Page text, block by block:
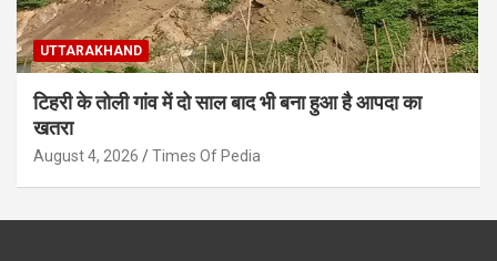
UTTARAKHAND
टिहरी के तोली गांव में दो साल बाद भी बना हुआ है आपदा का
खतरा
August 4, 2026 Times Of Pedia